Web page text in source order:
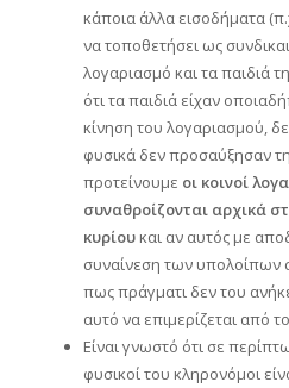
κάποια άλλα εισοδήματα
να τοποθετήσει ως
λογαριασμό και τα παιδιά
ότι τα παιδιά είχαν
κίνηση του λογαριασμού,
φυσικά δεν προσαύξησαν
προτείνουμε οι κοινοί
συναθροίζονται αρχικά
κυρίου και αν αυτός με
συναίνεση των υπολοίπων
πως πράγματι δεν του
αυτό να επιμερίζεται από
Είναι γνωστό ότι σε
φυσικοί του κληρονόμοι